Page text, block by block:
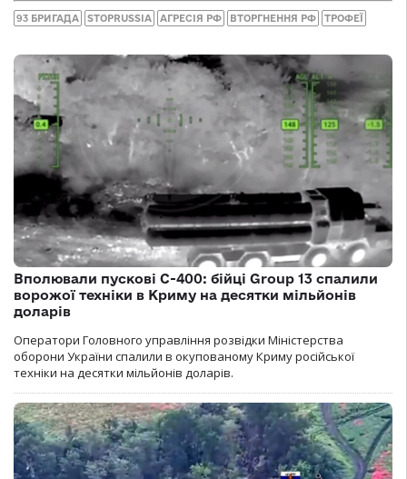
93 БРИГАДА STOPRUSSIA АГРЕСІЯ РФ ВТОРГНЕННЯ РФ ТРОФЕЇ
Вполювали пускові С-400: бійці Group 13 спалили
ворожої техніки в Криму на десятки мільйонів
доларів
Оператори Головного управління розвідки Міністерства
оборони України спалили в окупованому Криму російської
техніки на десятки мільйонів доларів.